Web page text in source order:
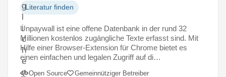
g
l
i
c
h
e
n
Literatur finden
Unpaywall ist eine offene Datenbank in der rund 32
Millionen kostenlos zugängliche Texte erfasst sind. Mit
Hilfe einer Browser-Extension für Chrome bietet es
einen einfachen und legalen Zugriff auf di…
Open Source
Gemeinnütziger Betreiber